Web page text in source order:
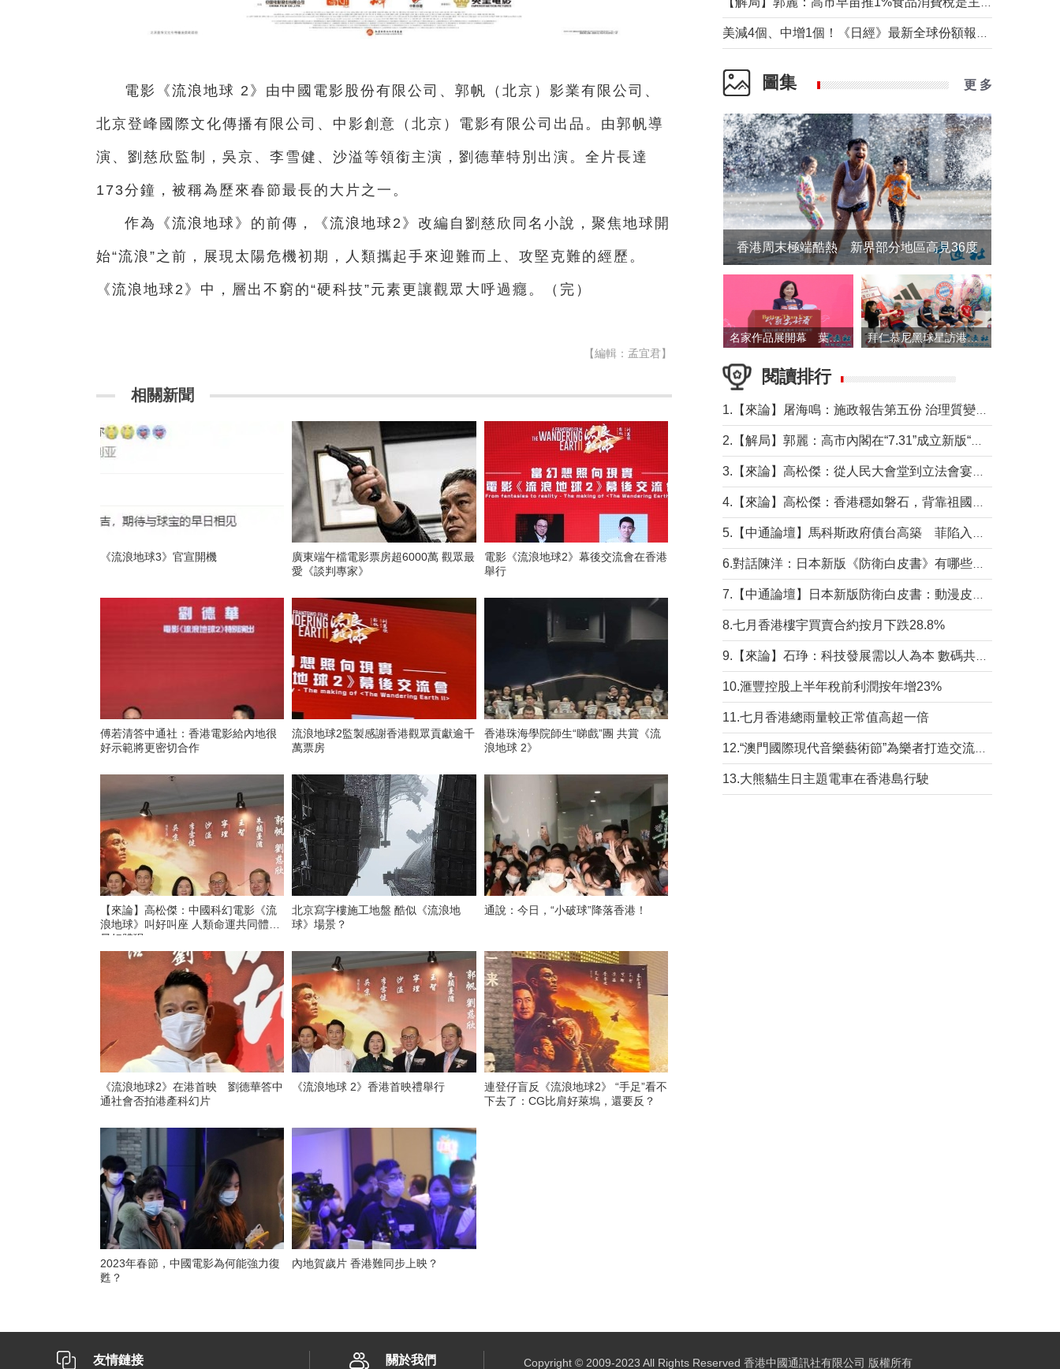
電影《流浪地球 2》由中國電影股份有限公司、郭帆（北京）影業有限公司、
北京登峰國際文化傳播有限公司、中影創意（北京）電影有限公司出品。由郭帆導
演、劉慈欣監制，吳京、李雪健、沙溢等領銜主演，劉德華特別出演。全片長達
173分鐘，被稱為歷來春節最長的大片之一。
作為《流浪地球》的前傳，《流浪地球2》改編自劉慈欣同名小說，聚焦地球開
始“流浪”之前，展現太陽危機初期，人類攜起手來迎難而上、攻堅克難的經歷。
《流浪地球2》中，層出不窮的“硬科技”元素更讓觀眾大呼過癮。（完）
【編輯：孟宜君】
相關新聞
《流浪地球3》官宣開機
廣東端午檔電影票房超6000萬 觀眾最
愛《談判專家》
電影《流浪地球2》幕後交流會在香港
舉行
傅若清答中通社：香港電影給內地很
好示範將更密切合作
流浪地球2監製感謝香港觀眾貢獻逾千
萬票房
香港珠海學院師生“睇戲”團 共賞《流
浪地球 2》
【來論】高松傑：中國科幻電影《流
浪地球》叫好叫座 人類命運共同體的
最好體現
北京寫字樓施工地盤 酷似《流浪地
球》場景？
通說：今日，“小破球”降落香港！
《流浪地球2》在港首映 劉德華答中
通社會否拍港產科幻片
《流浪地球 2》香港首映禮舉行
連登仔盲反《流浪地球2》 “手足”看不
下去了：CG比肩好萊塢，還要反？
2023年春節，中國電影為何能強力復
甦？
內地賀歲片 香港難同步上映？
圖集 更 多
香港周末極端酷熱 新界部分地區高見36度
名家作品展開幕 葉劉淑儀出席並致辭 拜仁慕尼黑球星訪港 與球迷近距離互動
閱讀排行
8.七月香港樓宇買賣合約按月下跌28.8%
10.滙豐控股上半年稅前利潤按年增23%
11.七月香港總雨量較正常值高超一倍
13.大熊貓生日主題電車在香港島行駛
友情鏈接 關於我們 Copyright © 2009-2023 All Rights Reserved 香港中國通訊社有限公司 版權所有